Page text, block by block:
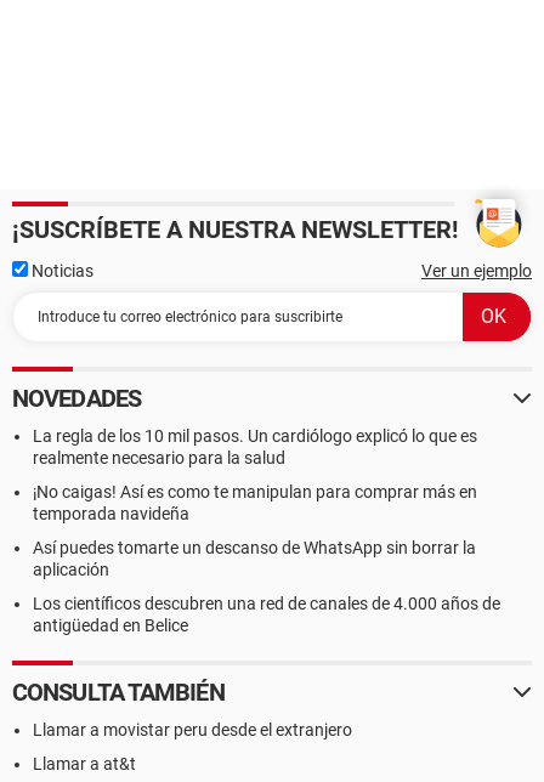
¡SUSCRÍBETE A NUESTRA NEWSLETTER!
Noticias Ver un ejemplo
NOVEDADES
La regla de los 10 mil pasos. Un cardiólogo explicó lo que es
realmente necesario para la salud
¡No caigas! Así es como te manipulan para comprar más en
temporada navideña
Así puedes tomarte un descanso de WhatsApp sin borrar la
aplicación
Los científicos descubren una red de canales de 4.000 años de
antigüedad en Belice
CONSULTA TAMBIÉN
Llamar a movistar peru desde el extranjero
Llamar a at&t